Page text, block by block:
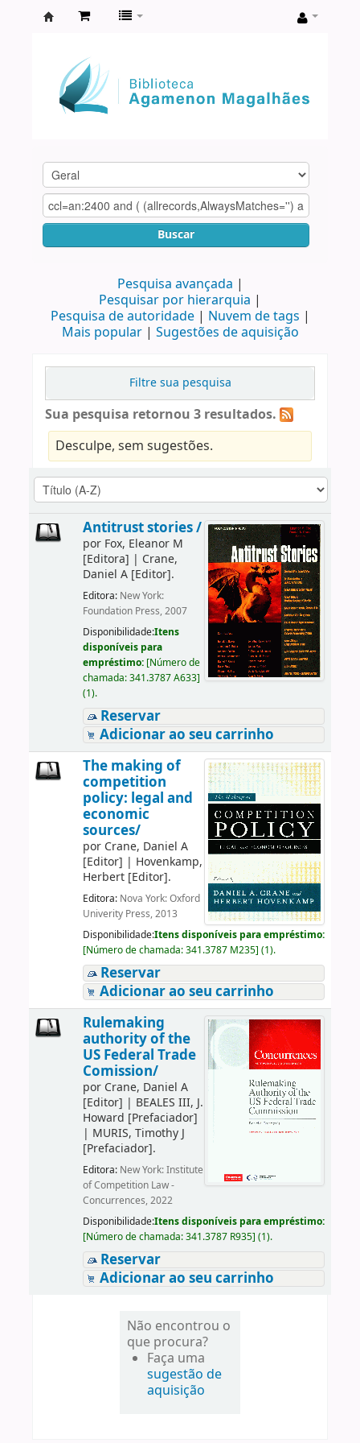
Agamenon
Magalhães
Buscar
Pesquisa avançada
Pesquisar por hierarquia
Pesquisa de autoridade
Nuvem de tags
Mais popular
Sugestões de aquisição
Filtre sua pesquisa
Sua pesquisa retornou 3 resultados.
Desculpe, sem sugestões.
Antitrust stories /
por Fox, Eleanor M
[Editora] | Crane,
Daniel A[Editor].
Editora: New York:
Foundation Press, 2007
Disponibilidade:Itens
disponíveis para
empréstimo: [Número de
chamada:341.3787 A633]
(1).
Reservar
Adicionar ao seu carrinho
The making of
competition
policy: legal and
economic
sources/
por Crane, Daniel A
[Editor] | Hovenkamp,
Herbert[Editor].
Editora: Nova York: Oxford
Univerity Press, 2013
Disponibilidade:Itens disponíveis para empréstimo:
[Número de chamada:341.3787 M235] (1).
Reservar
Adicionar ao seu carrinho
Rulemaking
authority of the
US Federal Trade
Comission/
por Crane, Daniel A
[Editor] | BEALES III, J.
Howard [Prefaciador]
| MURIS, Timothy J
[Prefaciador].
Editora: New York: Institute
of Competition Law -
Concurrences, 2022
Disponibilidade:Itens disponíveis para empréstimo:
[Número de chamada:341.3787 R935] (1).
Reservar
Adicionar ao seu carrinho
Não encontrou o
que procura?
Faça uma
sugestão de
aquisição